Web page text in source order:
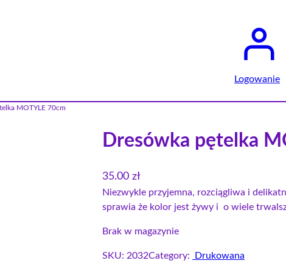
Logowanie
MOTYLE 70cm
Dresówka pętelka
35.00 zł
Niezwykle przyjemna, rozciągliwa i
sprawia że kolor jest żywy i o wiele
Brak w magazynie
SKU: 2032Category: Drukowana